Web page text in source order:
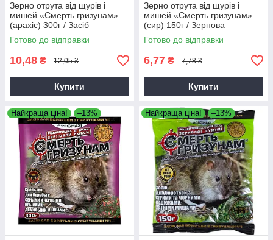
Зерно отрута від щурів і
мишей «Смерть гризунам»
(арахіс) 300г / Засіб
протруєний для гризунів
Готово до відправки
10,48 ₴ 12,05 ₴
Купити
Зерно отрута від щурів і
мишей «Смерть гризунам»
(сир) 150г / Зернова
приманка від гризунів
родентицид
Готово до відправки
6,77 ₴ 7,78 ₴
Купити
Найкраща ціна! –13% Найкраща ціна! –13%